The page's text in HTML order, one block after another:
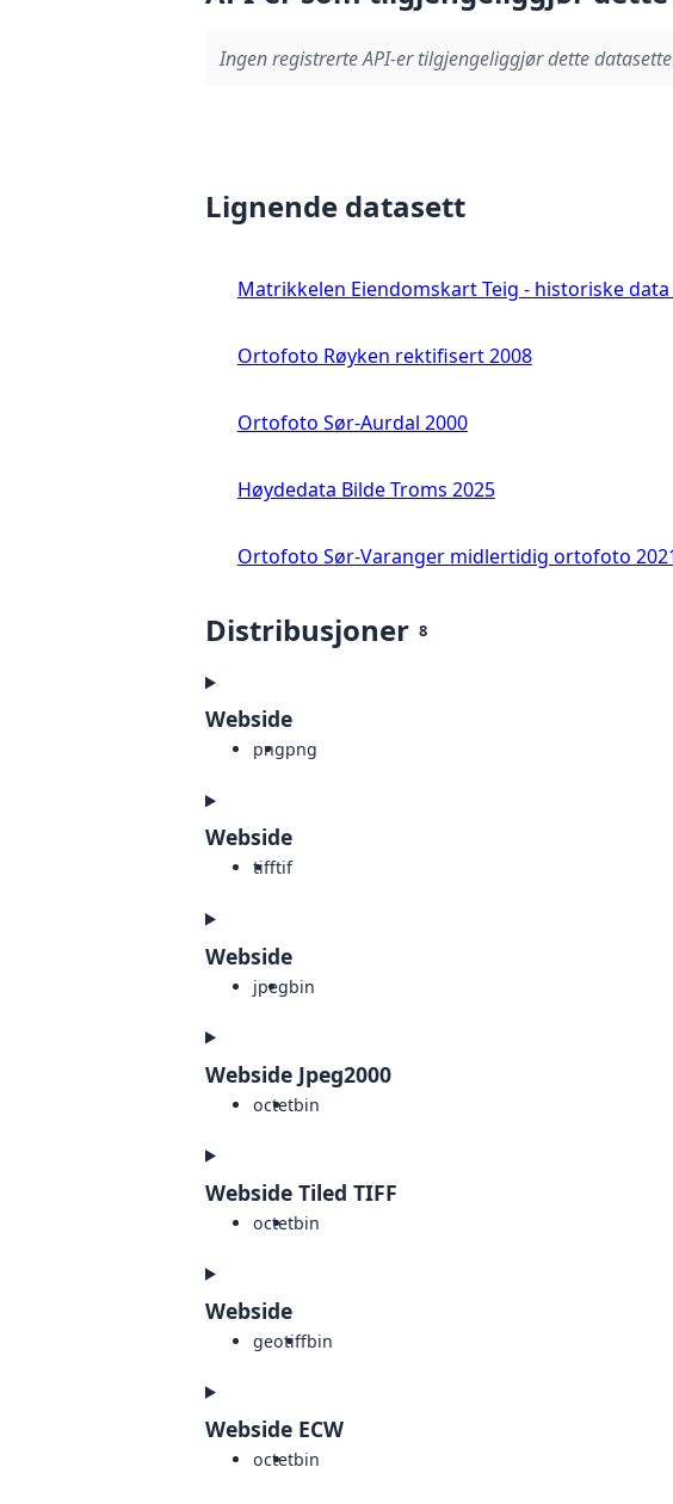
Ingen registrerte API-er tilgjengeliggjør dette
Lignende datasett
Matrikkelen Eiendomskart Teig - historiske data
Ortofoto Røyken rektifisert 2008
Ortofoto Sør-Aurdal 2000
Høydedata Bilde Troms 2025
Ortofoto Sør-Varanger midlertidig ortofoto
Distribusjoner 8
Webside
pngpng
Webside
tifftif
Webside
jpegbin
Webside Jpeg2000
octetbin
Webside Tiled TIFF
octetbin
Webside
geotiffbin
Webside ECW
octetbin